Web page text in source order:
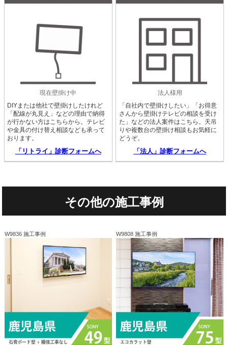
現在壁掛け中
DIYまたは他社で壁掛けしたけれど
「配線が丸見え」などの理由で納得
が行かない方はこちらから。テレビ
や金具の付け替え相談なども承って
おります。
「リトライ」診断フォームへ
法人様用
「自社内で壁掛けしたい」「お得意
さんから壁掛けテレビの相談を受け
た」などの法人案件はこちら。天吊
りや複数台の壁掛け相談もお気軽に
どうぞ。
「法人」診断フォームへ
その他の施工事例
W9836 施工事例 W9808 施工事例